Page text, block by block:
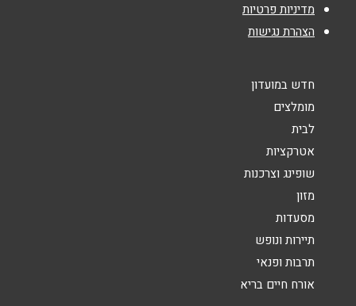
אנא חזרו אלי בקשר ל...
מדיניות פרטיות
הצהרת נגישות
חדש במועדון
מומלצים
לבית
אטרקציות
שופינג וצרכנות
מזון
מסעדות
תיירות ונופש
תרבות ופנאי
אורח חיים בריא